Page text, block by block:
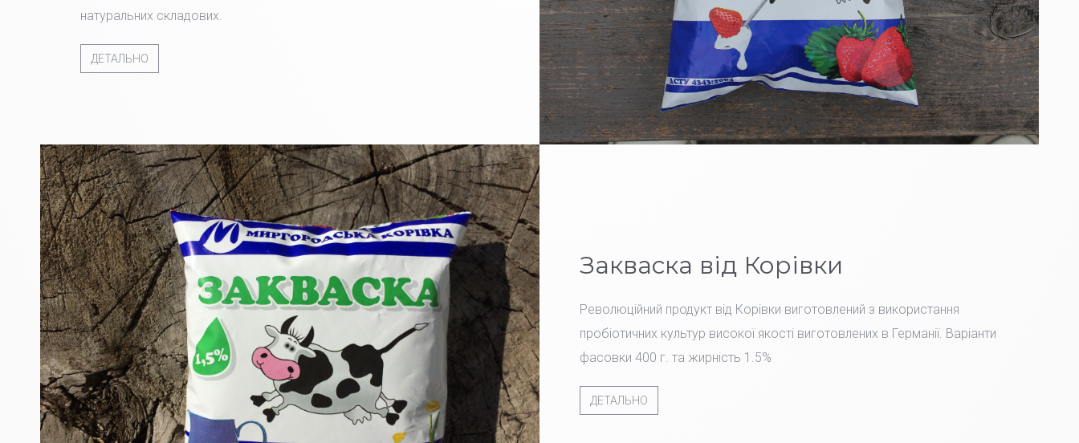
натуральних складових.
ДЕТАЛЬНО
Закваска від Корівки
Революційний продукт від Корівки виготовлений з використання
пробіотичних культур високої якості виготовлених в Германії. Варіанти
фасовки 400 г. та жирність 1.5%
ДЕТАЛЬНО